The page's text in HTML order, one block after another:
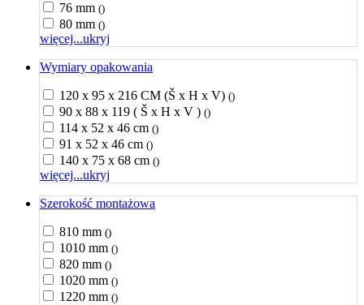
76 mm ()
80 mm ()
więcej...ukryj
Wymiary opakowania
120 x 95 x 216 CM (Š x H x V) ()
90 x 88 x 119 ( Š x H x V ) ()
114 x 52 x 46 cm ()
91 x 52 x 46 cm ()
140 x 75 x 68 cm ()
więcej...ukryj
Szerokość montażowa
810 mm ()
1010 mm ()
820 mm ()
1020 mm ()
1220 mm ()